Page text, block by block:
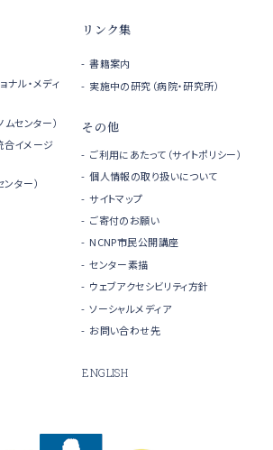
ナル・メディ
ムセンター）
合イメージ
ター）
リンク集
書籍案内
実施中の研究（病院・研究所）
その他
ご利用にあたって（サイトポリシー）
個人情報の取り扱いについて
サイトマップ
ご寄付のお願い
NCNP市民公開講座
センター素描
ウェブアクセシビリティ方針
ソーシャルメディア
お問い合わせ先
ENGLISH